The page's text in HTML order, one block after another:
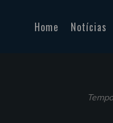
Home Notícias